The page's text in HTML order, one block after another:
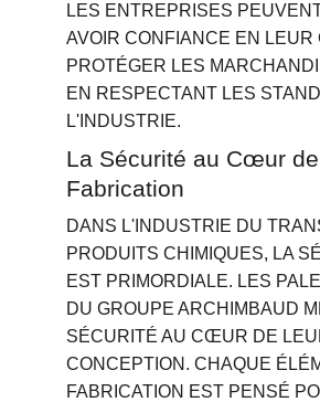
LES ENTREPRISES
AVOIR CONFIANCE EN LEUR
PROTÉGER LES
EN RESPECTANT LES
L'INDUSTRIE.
La Sécurité au Cœur
Fabrication
DANS L'INDUSTRIE DU
PRODUITS CHIMIQUES, LA
EST PRIMORDIALE. LES
DU GROUPE ARCHIMBAUD
SÉCURITÉ AU CŒUR DE
CONCEPTION. CHAQUE
FABRICATION EST PENSÉ